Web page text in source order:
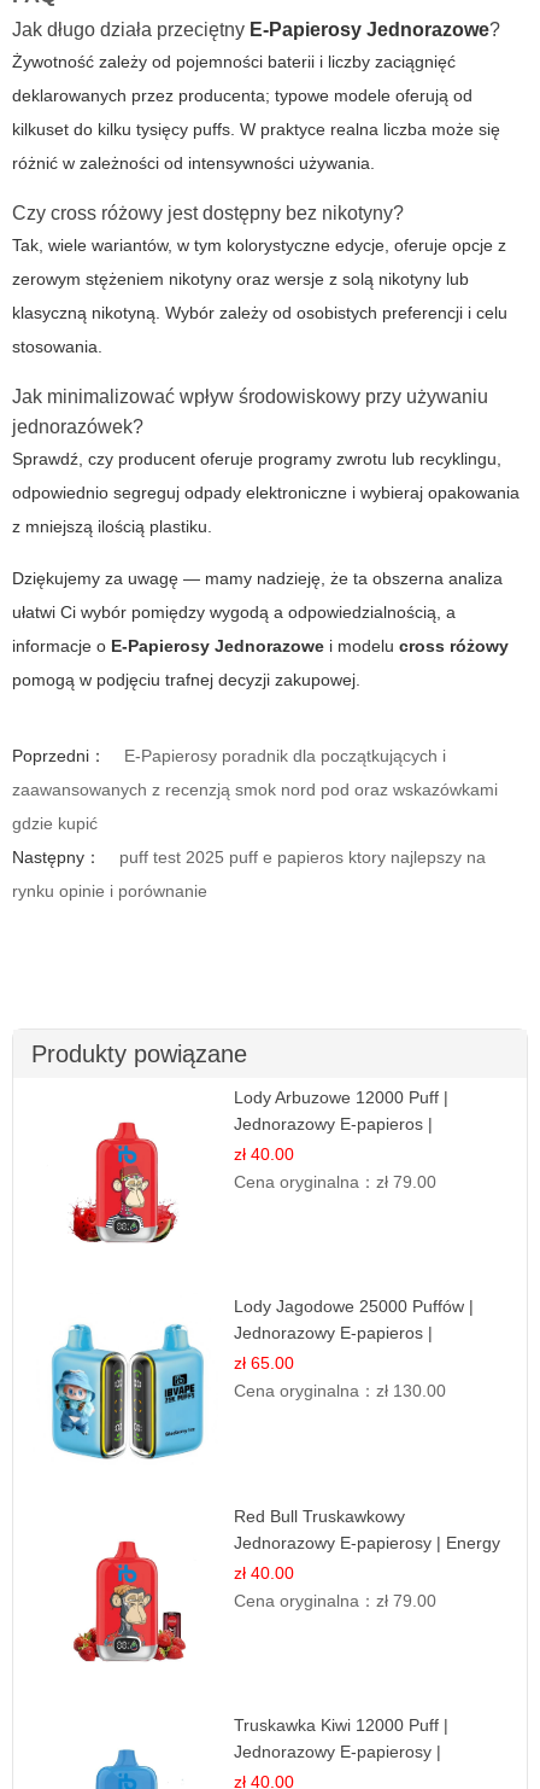
Jak długo działa przeciętny E-Papierosy Jednorazowe?
Żywotność zależy od pojemności baterii i liczby zaciągnięć
deklarowanych przez producenta; typowe modele oferują od
kilkuset do kilku tysięcy puffs. W praktyce realna liczba może się
różnić w zależności od intensywności używania.
Czy cross różowy jest dostępny bez nikotyny?
Tak, wiele wariantów, w tym kolorystyczne edycje, oferuje opcje z
zerowym stężeniem nikotyny oraz wersje z solą nikotyny lub
klasyczną nikotyną. Wybór zależy od osobistych preferencji i celu
stosowania.
Jak minimalizować wpływ środowiskowy przy używaniu
jednorazówek?
Sprawdź, czy producent oferuje programy zwrotu lub recyklingu,
odpowiednio segreguj odpady elektroniczne i wybieraj opakowania
z mniejszą ilością plastiku.
Dziękujemy za uwagę — mamy nadzieję, że ta obszerna analiza
ułatwi Ci wybór pomiędzy wygodą a odpowiedzialnością, a
informacje o E-Papierosy Jednorazowe i modelu cross różowy
pomogą w podjęciu trafnej decyzji zakupowej.
Poprzedni：
E-Papierosy poradnik dla początkujących i
zaawansowanych z recenzją smok nord pod oraz wskazówkami
gdzie kupić
Następny：
puff test 2025 puff e papieros ktory najlepszy na
rynku opinie i porównanie
Produkty powiązane
Lody Arbuzowe 12000 Puff |
Jednorazowy E-papieros |
Deserowy Smak
zł 40.00
Cena oryginalna：zł 79.00
Lody Jagodowe 25000 Puffów |
Jednorazowy E-papieros |
Deserowy Smak
zł 65.00
Cena oryginalna：zł 130.00
Red Bull Truskawkowy
Jednorazowy E-papierosy | Energy
Drink Smak
zł 40.00
Cena oryginalna：zł 79.00
Truskawka Kiwi 12000 Puff |
Jednorazowy E-papierosy |
Owocowa Mieszanka
zł 40.00